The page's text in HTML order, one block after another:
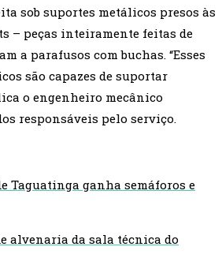
sob suportes metálicos presos às
– peças inteiramente feitas de
a parafusos com buchas. “Esses
são capazes de suportar
o engenheiro mecânico
responsáveis pelo serviço.
Taguatinga ganha semáforos e
alvenaria da sala técnica do